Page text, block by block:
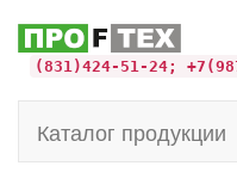
(831)424-51-24;
Каталог продукции